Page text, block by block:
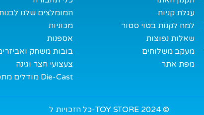
המומלצים שלנו
מכוניות
אספנות
בובות משחק
צעצועי חצר וגינה
מודלים מתכת Die-Cast
עגלת קניות
למה לקנות בטוי סטור
שאלות נפוצות
מעקב משלוחים
מפת אתר
כל הזכויות ל-TOY STORE 2024 ©